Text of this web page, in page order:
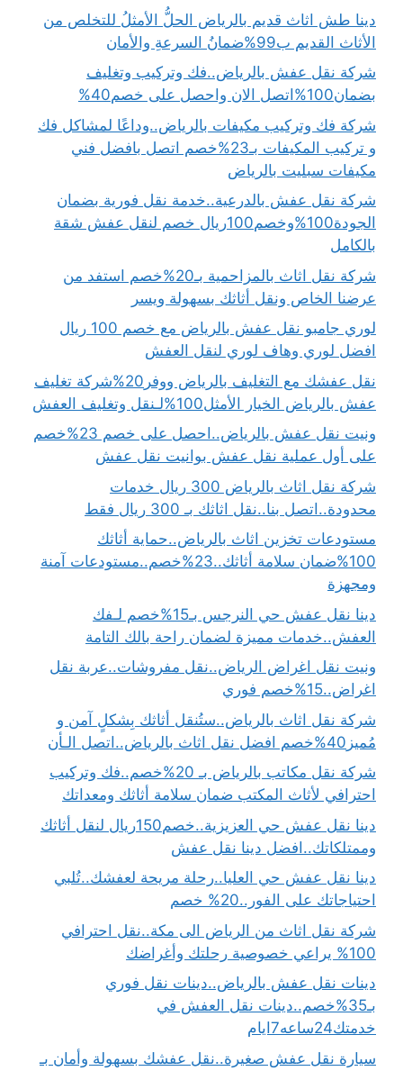
دينا طش اثاث قديم بالرياض الحلُّ الأمثلُ للتخلص من
الأثاث القديم ب99%ضمانُ السرعةِ والأمان
شركة نقل عفش بالرياض..فك وتركيب وتغليف
بضمان100%اتصل الان واحصل على خصم40%
شركة فك وتركيب مكيفات بالرياض..وداعًا لمشاكل فك
و تركيب المكيفات بـ23%خصم اتصل بافضل فني
مكيفات سبليت بالرياض
شركة نقل عفش بالدرعية..خدمة نقل فورية بضمان
الجودة100%وخصم100ريال خصم لنقل عفش شقة
بالكامل
شركة نقل اثاث بالمزاحمية بـ20%خصم استفد من
عرضنا الخاص ونقل أثاثك بسهولة ويسر
لوري جامبو نقل عفش بالرياض مع خصم 100 ريال
افضل لوري وهاف لوري لنقل العفش
نقل عفشك مع التغليف بالرياض ووفر20%شركة تغليف
عفش بالرياض الخيار الأمثل100%لـنقل وتغليف العفش
ونيت نقل عفش بالرياض..احصل على خصم 23%خصم
على أول عملية نقل عفش بوانيت نقل عفش
شركة نقل اثاث بالرياض 300 ريال خدمات
محدودة..اتصل بنا..نقل اثاثك بـ 300 ريال فقط
مستودعات تخزين اثاث بالرياض..حماية أثاثك
100%ضمان سلامة أثاثك..23%خصم..مستودعات آمنة
ومجهزة
دينا نقل عفش حي النرجس بـ15%خصم لـفك
العفش..خدمات مميزة لضمان راحة بالك التامة
ونيت نقل اغراض الرياض..نقل مفروشات..عربة نقل
اغراض..15%خصم فوري
شركة نقل اثاث بالرياض..ستُنقل أثاثك بِشكلٍ آمن و
مُميز40%خصم افضل نقل اثاث بالرياض..اتصل الـأن
شركة نقل مكاتب بالرياض بـ 20%خصم..فك وتركيب
احترافي لأثاث المكتب ضمان سلامة أثاثك ومعداتك
دينا نقل عفش حي العزيزية..خصم150ريال لنقل أثاثك
وممتلكاتك..افضل دينا نقل عفش
دينا نقل عفش حي العليا..رحلة مريحة لعفشك..تُلبي
احتياجاتك على الفور..20% خصم
شركة نقل اثاث من الرياض الى مكة..نقل احترافي
100% يراعي خصوصية رحلتك وأغراضك
دينات نقل عفش بالرياض..دينات نقل فوري
بـ35%خصم..دينات نقل العفش في
خدمتك24ساعه7ايام
سيارة نقل عفش صغيرة..نقل عفشك بسهولة وأمان بـ